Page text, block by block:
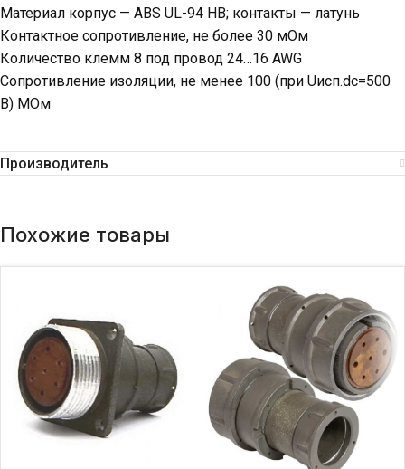
Материал корпус — ABS UL-94 HB; контакты — латунь
Контактное сопротивление, не более 30 мОм
Количество клемм 8 под провод 24…16 AWG
Сопротивление изоляции, не менее 100 (при Uисп.dc=500
В) МОм
Производитель
Похожие товары